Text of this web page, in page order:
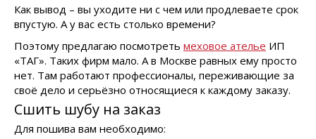
Как вывод – вы уходите ни с чем или продлеваете срок
впустую. А у вас есть столько времени?
Поэтому предлагаю посмотреть меховое ателье ИП
«ТАГ». Таких фирм мало. А в Москве равных ему просто
нет. Там работают профессионалы, переживающие за
своё дело и серьёзно относящиеся к каждому заказу.
Сшить шубу на заказ
Для пошива вам необходимо: